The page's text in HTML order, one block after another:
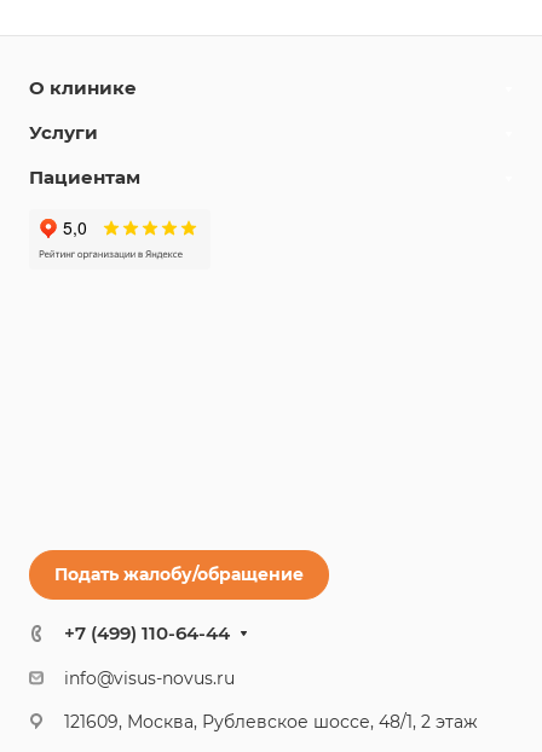
О клинике
Услуги
Пациентам
Подать жалобу/обращение
+7 (499) 110-64-44
info@visus-novus.ru
121609, Москва, Рублевское шоссе, 48/1, 2 этаж